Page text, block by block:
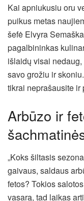
Kai apniukusiu oru
puikus metas
šefė Elvyra
pagalbininkas
išlaidų visai
savo grožiu ir
tikrai neprašausite
Arbūzo ir
„Koks šiltasis
gaivaus, saldaus
fetos? Tokios
vasarą, tad laikas